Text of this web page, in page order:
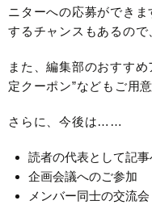
ニターへの応募ができ
するチャンスもあるの
また、編集部のおすす
定クーポン”などもご用
さらに、今後は……
読者の代表として記
企画会議へのご参加
メンバー同士の交流会